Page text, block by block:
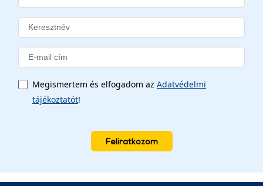
Megismertem és elfogadom az Adatvédelmi
tájékoztatót!
Feliratkozom